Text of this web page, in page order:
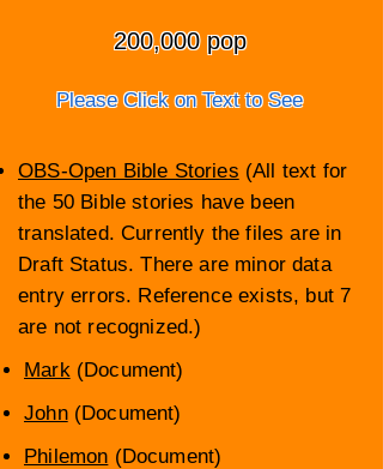
200,000 pop
Please Click on Text to See
OBS-Open Bible Stories (All text for
the 50 Bible stories have been
translated. Currently the files are in
Draft Status. There are minor data
entry errors. Reference exists, but 7
are not recognized.)
Mark(Document)
John(Document)
Philemon (Document)